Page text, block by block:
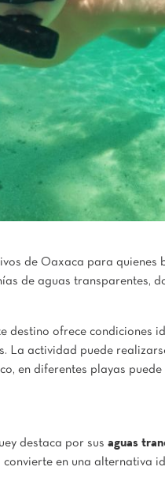
de Oaxaca para quienes
de aguas transparentes,
destino ofrece condiciones
La actividad puede
en diferentes playas
destaca por sus aguas
en una